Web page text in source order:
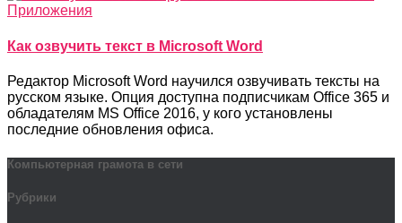
Приложения
Как озвучить текст в Microsoft Word
Редактор Microsoft Word научился озвучивать тексты на
русском языке. Опция доступна подписчикам Office 365 и
обладателям MS Office 2016, у кого установлены
последние обновления офиса.
Компьютерная грамота в сети
Рубрики